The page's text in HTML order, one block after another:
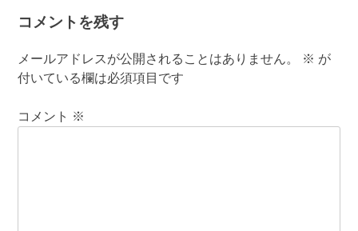
コメントを残す
メールアドレスが公開されることはありません。 ※ が
付いている欄は必須項目です
コメント ※